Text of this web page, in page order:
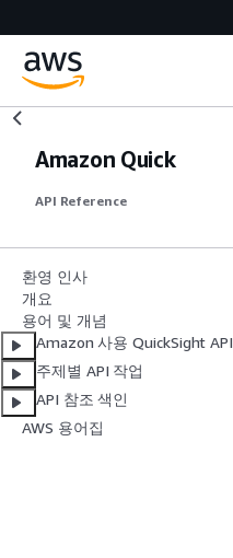
Amazon Quick
API Reference
환영 인사
개요
용어 및 개념
Amazon 사용 QuickSight API
주제별 API 작업
API 참조 색인
AWS 용어집